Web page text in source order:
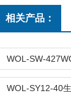
相关产品：